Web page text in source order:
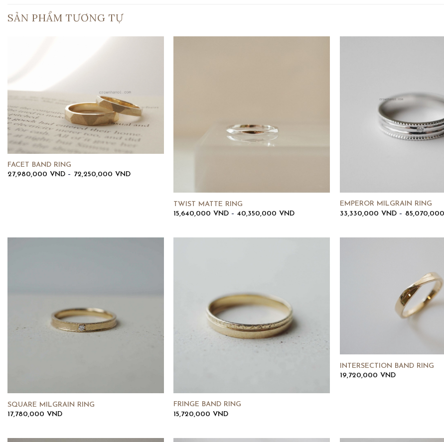
SẢN PHẨM TƯƠNG TỰ
FACET BAND RING
27,980,000 VND – 72,250,000 VNDKhoảng
27,980,000 VND
72,250,000 VND
TWIST MATTE RING
15,640,000 VND – 40,350,000 VNDKhoảng
EMPEROR MILGRAIN RING
33,330,000 VND – 85,070,000
SQUARE MILGRAIN RING
17,780,000 VND
FRINGE BAND RING
15,720,000VND
INTERSECTION BAND RING
19,720,000 VND